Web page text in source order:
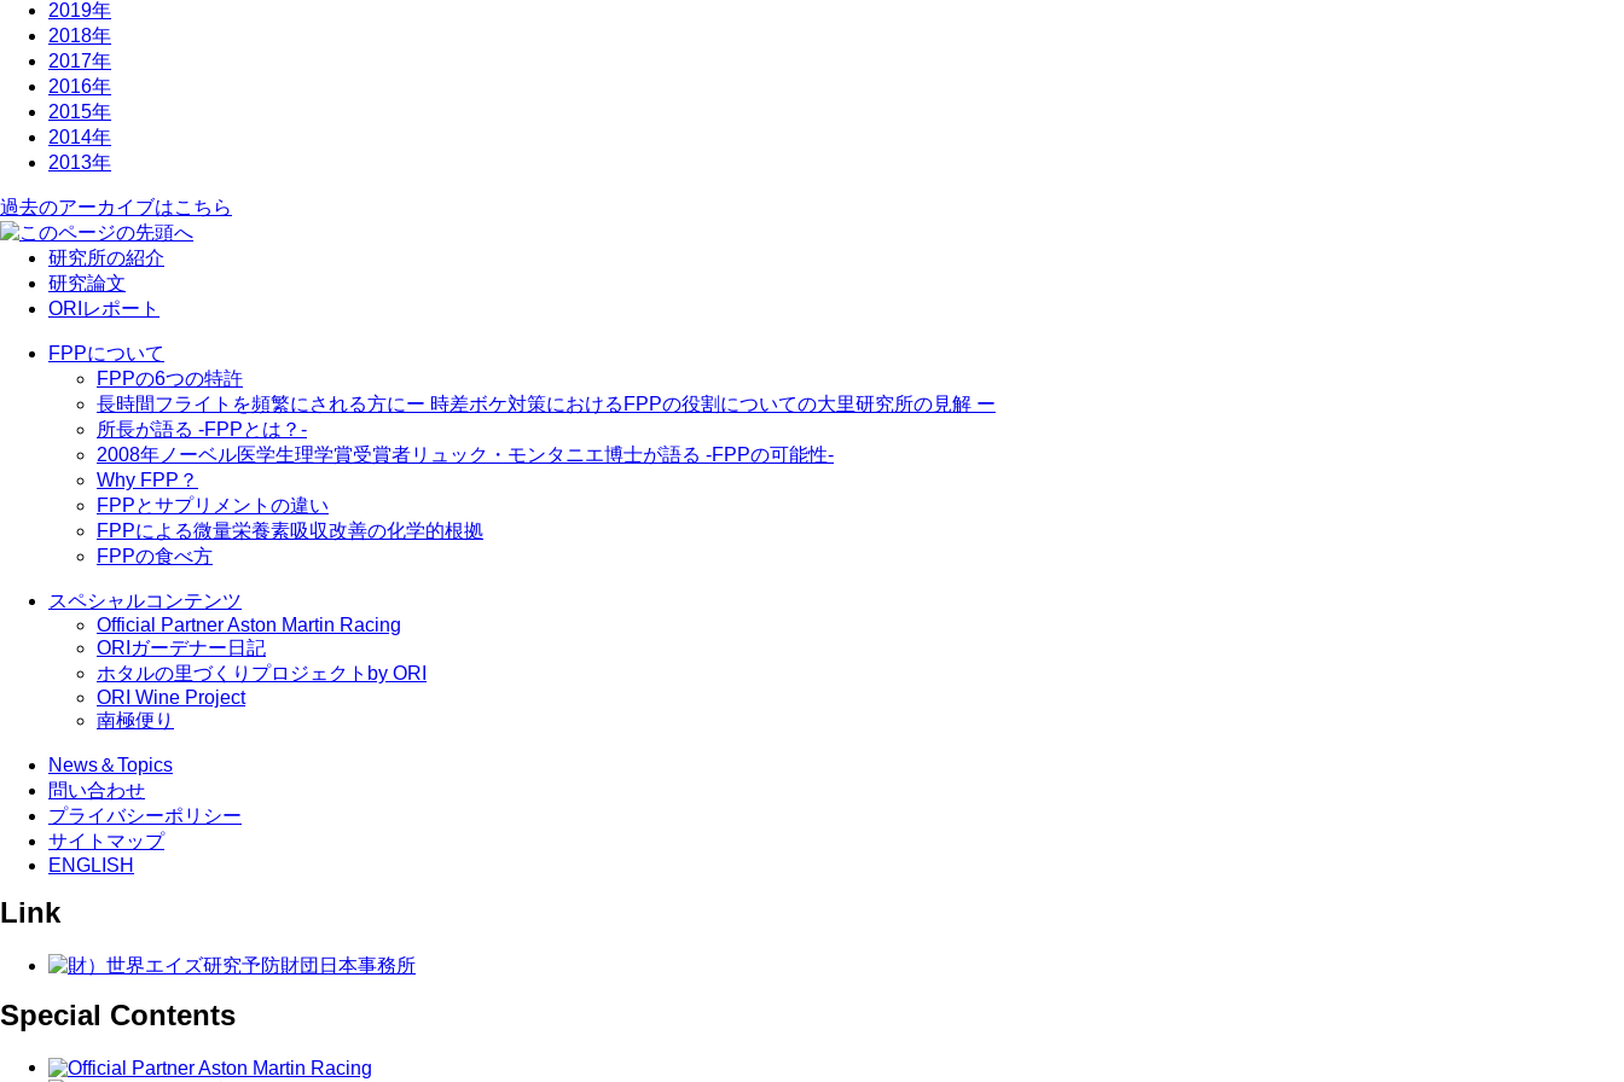
2019年
2018年
2017年
2016年
2015年
2014年
2013年
過去のアーカイブはこちら
研究所の紹介
研究論文
ORIレポート
FPPについて
FPPの6つの特許
長時間フライトを頻繁にされる方にー 時差ボケ対策におけるFPPの役割についての大里研究所の見解 ー
所長が語る -FPPとは？-
2008年ノーベル医学生理学賞受賞者リュック・モンタニエ博士が語る -FPPの可能性-
Why FPP？
FPPとサプリメントの違い
FPPによる微量栄養素吸収改善の化学的根拠
FPPの食べ方
スペシャルコンテンツ
Official Partner Aston Martin Racing
ORIガーデナー日記
ホタルの里づくりプロジェクトby ORI
ORI Wine Project
南極便り
News＆Topics
問い合わせ
プライバシーポリシー
サイトマップ
ENGLISH
Link
Special Contents